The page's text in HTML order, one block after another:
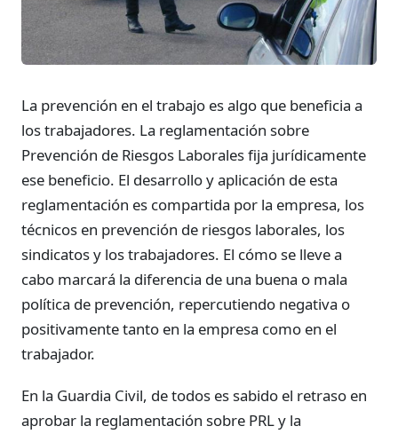
La prevención en el trabajo es algo que beneficia a
los trabajadores. La reglamentación sobre
Prevención de Riesgos Laborales fija jurídicamente
ese beneficio. El desarrollo y aplicación de esta
reglamentación es compartida por la empresa, los
técnicos en prevención de riesgos laborales, los
sindicatos y los trabajadores. El cómo se lleve a
cabo marcará la diferencia de una buena o mala
política de prevención, repercutiendo negativa o
positivamente tanto en la empresa como en el
trabajador.
En la Guardia Civil, de todos es sabido el retraso en
aprobar la reglamentación sobre PRL y la